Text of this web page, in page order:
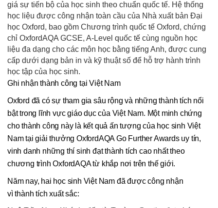
giá sự tiến bộ của học sinh theo chuẩn quốc tế. Hệ thống
học liệu được công nhận toàn cầu của Nhà xuất bản Đại
học Oxford, bao gồm Chương trình quốc tế Oxford, chứng
chỉ OxfordAQA GCSE, A-Level quốc tế cùng nguồn học
liệu đa dạng cho các môn học bằng tiếng Anh, được cung
cấp dưới dạng bản in và kỹ thuật số để hỗ trợ hành trình
học tập của học sinh.
Ghi nhận thành công tại Việt Nam
Oxford đã có sự tham gia sâu rộng và những thành tích nổi
bật trong lĩnh vực giáo dục của Việt Nam. Một minh chứng
cho thành công này là kết quả ấn tượng của học sinh Việt
Nam tại giải thưởng OxfordAQA Go Further Awards uy tín,
vinh danh những thí sinh đạt thành tích cao nhất theo
chương trình OxfordAQA từ khắp nơi trên thế giới.
Năm nay, hai học sinh Việt Nam đã được công nhận
vì thành tích xuất sắc: